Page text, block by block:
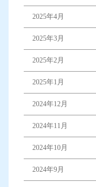
2025年4月
2025年3月
2025年2月
2025年1月
2024年12月
2024年11月
2024年10月
2024年9月